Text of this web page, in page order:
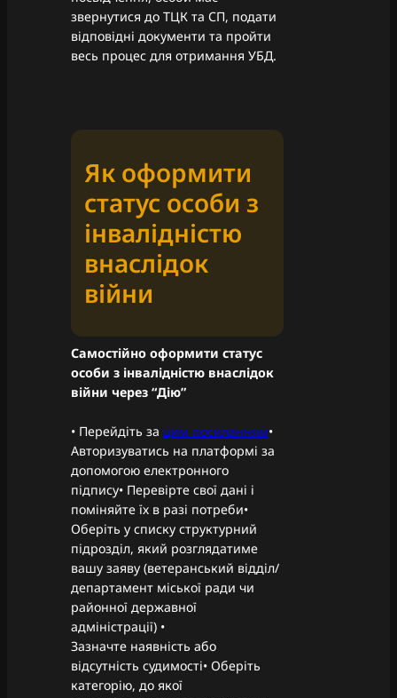
звернутися до ТЦК та СП, подати
відповідні документи та пройти
весь процес для отримання УБД.
Як оформити
статус особи з
інвалідністю
внаслідок
війни
Самостійно оформити статус
особи з інвалідністю внаслідок
війни через “Дію”
• Перейдіть за цим посиланням•
Авторизуватись на платформі за
допомогою електронного
підпису• Перевірте свої дані і
поміняйте їх в разі потреби•
Оберіть у списку структурний
підрозділ, який розглядатиме
вашу заяву (ветеранський відділ/
департамент міської ради чи
районної державної
адміністрації) •
Зазначте наявність або
відсутність судимості• Оберіть
категорію, до якої